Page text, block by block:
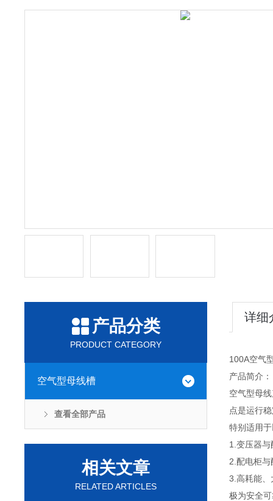
产品分类
PRODUCT CATEGORY
空气型母线槽
查看全部产品
相关文章
RELATED ARTICLES
详细
100A空气
产品简介：
空气型母
点是运行
特别适用
1.变压器
2.配电柜
3.高耗能、
极为安全